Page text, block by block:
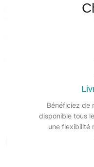
Bénéficiez de
disponible tous
une flexibilité